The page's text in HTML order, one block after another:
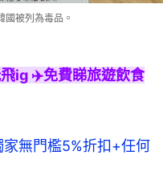
被列為毒品。
ig ✈️免費睇旅遊飲食
無門檻5%折扣+任何